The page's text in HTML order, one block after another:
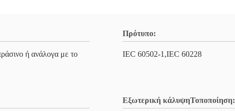
ή ανάλογα με το
Πρότυπο:
IEC 60502-1,IEC 60228
Εξωτερική κάλυψηΤοποποίηση: